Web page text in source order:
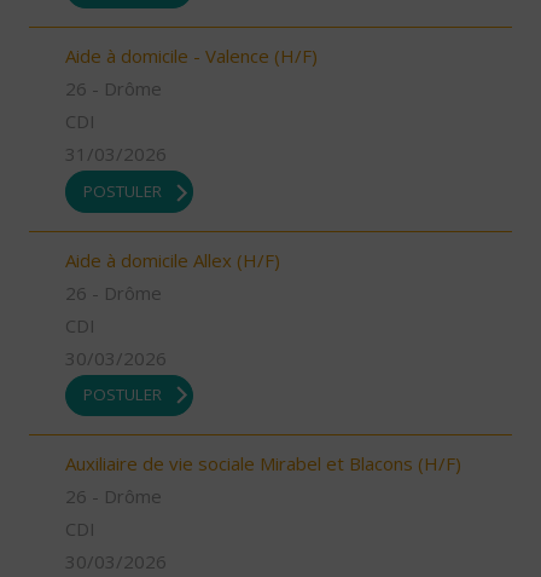
Aide à domicile - Valence (H/F)
26 - Drôme
CDI
31/03/2026
POSTULER
Aide à domicile Allex (H/F)
26 - Drôme
CDI
30/03/2026
POSTULER
Auxiliaire de vie sociale Mirabel et Blacons (H/F)
26 - Drôme
CDI
30/03/2026